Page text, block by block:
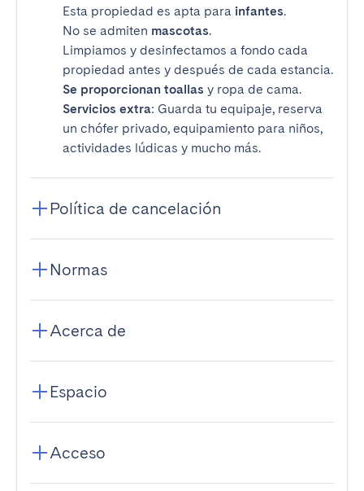
Esta propiedad es apta para infantes.
No se admiten mascotas.
Limpiamos y desinfectamos a fondo cada
propiedad antes y después de cada estancia.
Se proporcionan toallas y ropa de cama.
Servicios extra: Guarda tu equipaje, reserva
un chófer privado, equipamiento para niños,
actividades lúdicas y mucho más.
Política de cancelación
Normas
Acerca de
Espacio
Acceso